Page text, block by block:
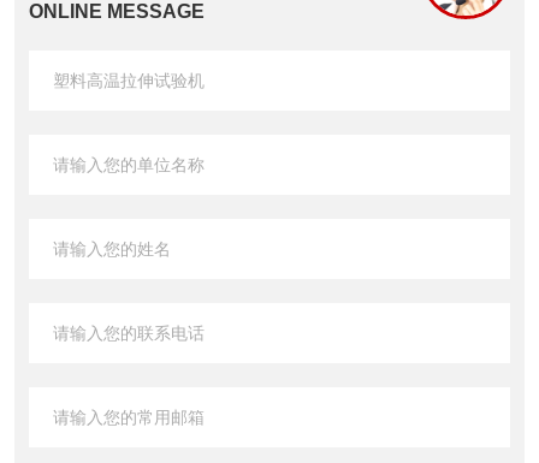
ONLINE MESSAGE